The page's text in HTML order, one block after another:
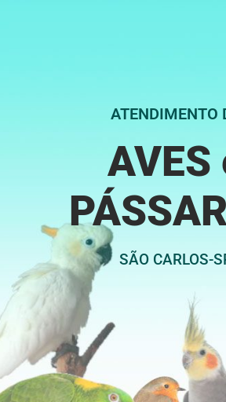
ATENDIMENTO
AVES
SÃO CARLOS-